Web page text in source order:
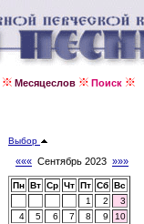
Месяцеслов
Поиск
Выбор
««« Сентябрь 2023 »»»
Пн Вт Ср Чт Пт Сб Вс
1
2
3
4
5 6 7 8 9
10